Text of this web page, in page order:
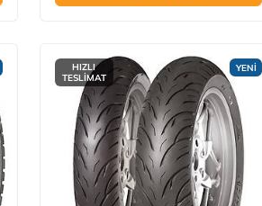
YENİ
HIZLI
TESLİMAT